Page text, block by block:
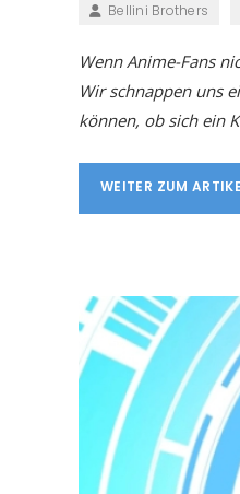
Bellini Brothers
Wenn Anime-Fans
Wir schnappen uns
können, ob sich ein
WEITER ZUM